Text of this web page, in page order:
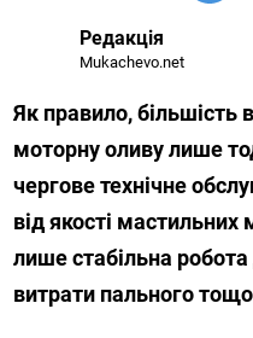
Редакція
Mukachevo.net
Як правило, більшість
моторну оливу лише
чергове технічне
від якості мастильних
лише стабільна робота
витрати пального